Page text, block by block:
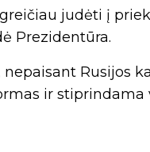
judėti į
Prezidentūra.
Rusijos
ir stiprindama